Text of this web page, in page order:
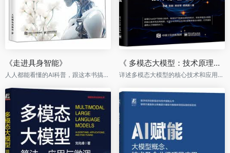
《走进具身智能》
人人都能看懂的AI科普，跟这本书搞定具身智能机器人
《 多模态大模型：技术原理与实战》
详述多模态大模型的核心技术和应用场景，让中小公司可以从0到1部署多模态大模型